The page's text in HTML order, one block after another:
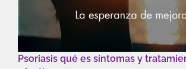
Psoriasis qué es síntomas y